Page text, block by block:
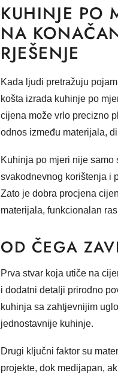
KUHINJE PO
NA
RJEŠENJE
Kada ljudi pretražuju pojam
košta izrada kuhinje po
cijena može vrlo precizno
odnos između materijala,
Kuhinja po mjeri nije samo
svakodnevnog korištenja i
Zato je dobra procjena
materijala, funkcionalan
OD ČEGA
Prva stvar koja utiče na
i dodatni detalji prirodno
kuhinja sa zahtjevnijim
jednostavnije kuhinje.
Drugi ključni faktor su
projekte, dok medijapan,